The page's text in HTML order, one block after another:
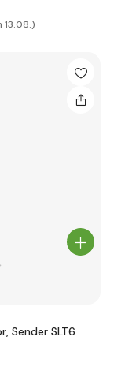
13.08.)
Sender SLT6